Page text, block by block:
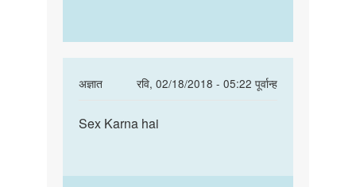
अज्ञात
रवि, 02/18/2018 - 05:22 पूर्वान्ह
In
to
साल
Sex
Sex Karna hai